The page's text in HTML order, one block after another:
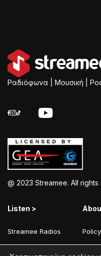
Ραδιόφωνα | Μουσική |
@ 2023 Streamee. All
Listen >
Streamee Radios
Moods
Policy